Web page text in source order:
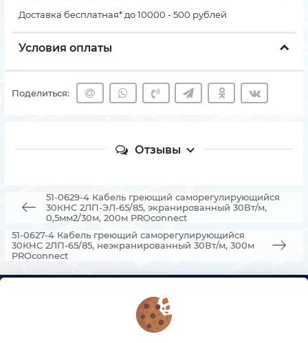
Доставка бесплатная* до 10000 - 500 рублей
Условия оплаты
Поделиться:
Отзывы
51-0629-4 Кабель греющий саморегулирующийся
30КНС 2ЛП-ЭЛ-65/85, экранированный 30Вт/м,
0,5мм2/30м, 200м PROconnect
51-0627-4 Кабель греющий саморегулирующийся
30КНС 2ЛП-65/85, неэкранированный 30Вт/м, 300м
PROconnect